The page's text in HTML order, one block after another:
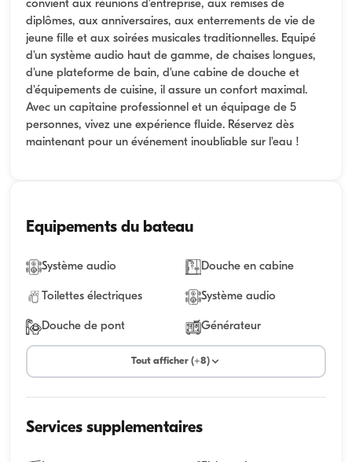
convient aux réunions d'entreprise, aux remises de
diplômes, aux anniversaires, aux enterrements de vie de
jeune fille et aux soirées musicales traditionnelles. Equipé
d'un système audio haut de gamme, de chaises longues,
d'une plateforme de bain, d'une cabine de douche et
d'équipements de cuisine, il assure un confort maximal.
Avec un capitaine professionnel et un équipage de 5
personnes, vivez une expérience fluide. Réservez dès
maintenant pour un événement inoubliable sur l'eau !
Equipements du bateau
Système audio Douche en cabine
Toilettes électriques Système audio
Douche de pont Générateur
Tout afficher (+8)
Services supplementaires